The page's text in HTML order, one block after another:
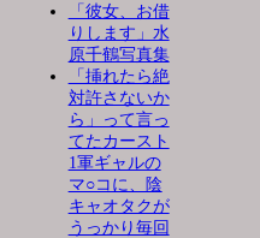
「彼女、お借
りします」水
原千鶴写真集
「挿れたら絶
対許さないか
ら」って言っ
てたカースト
1軍ギャルの
マ○コに、陰
キャオタクが
うっかり毎回